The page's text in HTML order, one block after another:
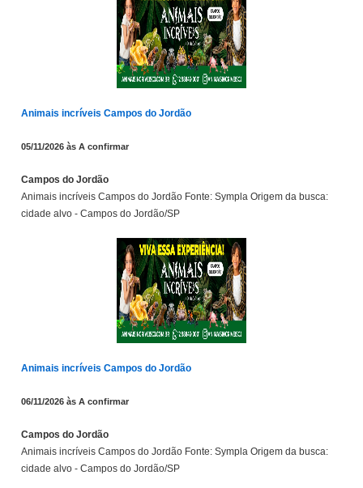
Animais incríveis Campos do Jordão
05/11/2026 às A confirmar
Campos do Jordão
Animais incríveis Campos do Jordão Fonte: Sympla Origem da busca:
cidade alvo - Campos do Jordão/SP
Animais incríveis Campos do Jordão
06/11/2026 às A confirmar
Campos do Jordão
Animais incríveis Campos do Jordão Fonte: Sympla Origem da busca:
cidade alvo - Campos do Jordão/SP